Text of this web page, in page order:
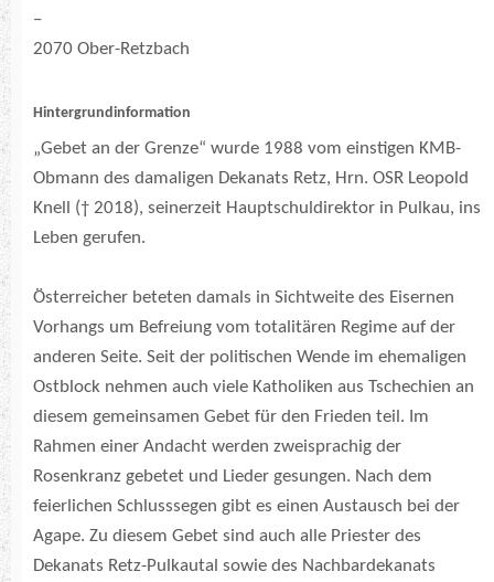
–
2070 Ober-Retzbach
Hintergrundinformation
„Gebet an der Grenze“ wurde 1988 vom einstigen KMB-
Obmann des damaligen Dekanats Retz, Hrn. OSR Leopold
Knell († 2018), seinerzeit Hauptschuldirektor in Pulkau, ins
Leben gerufen.
Österreicher beteten damals in Sichtweite des Eisernen
Vorhangs um Befreiung vom totalitären Regime auf der
anderen Seite. Seit der politischen Wende im ehemaligen
Ostblock nehmen auch viele Katholiken aus Tschechien an
diesem gemeinsamen Gebet für den Frieden teil. Im
Rahmen einer Andacht werden zweisprachig der
Rosenkranz gebetet und Lieder gesungen. Nach dem
feierlichen Schlusssegen gibt es einen Austausch bei der
Agape. Zu diesem Gebet sind auch alle Priester des
Dekanats Retz-Pulkautal sowie des Nachbardekanats